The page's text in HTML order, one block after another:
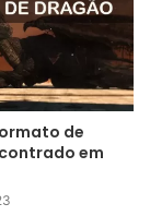
de
em